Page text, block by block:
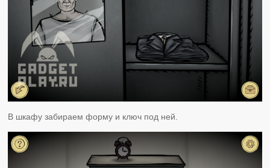
В шкафу забираем форму и ключ под ней.